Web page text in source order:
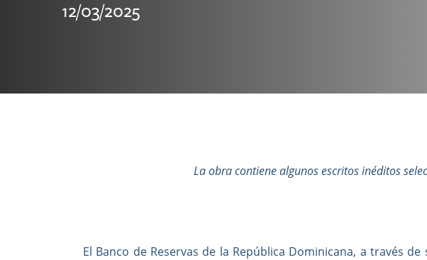
12/03/2025
La obra contiene algunos escritos inéditos
El Banco de Reservas de la República Dominicana, a través